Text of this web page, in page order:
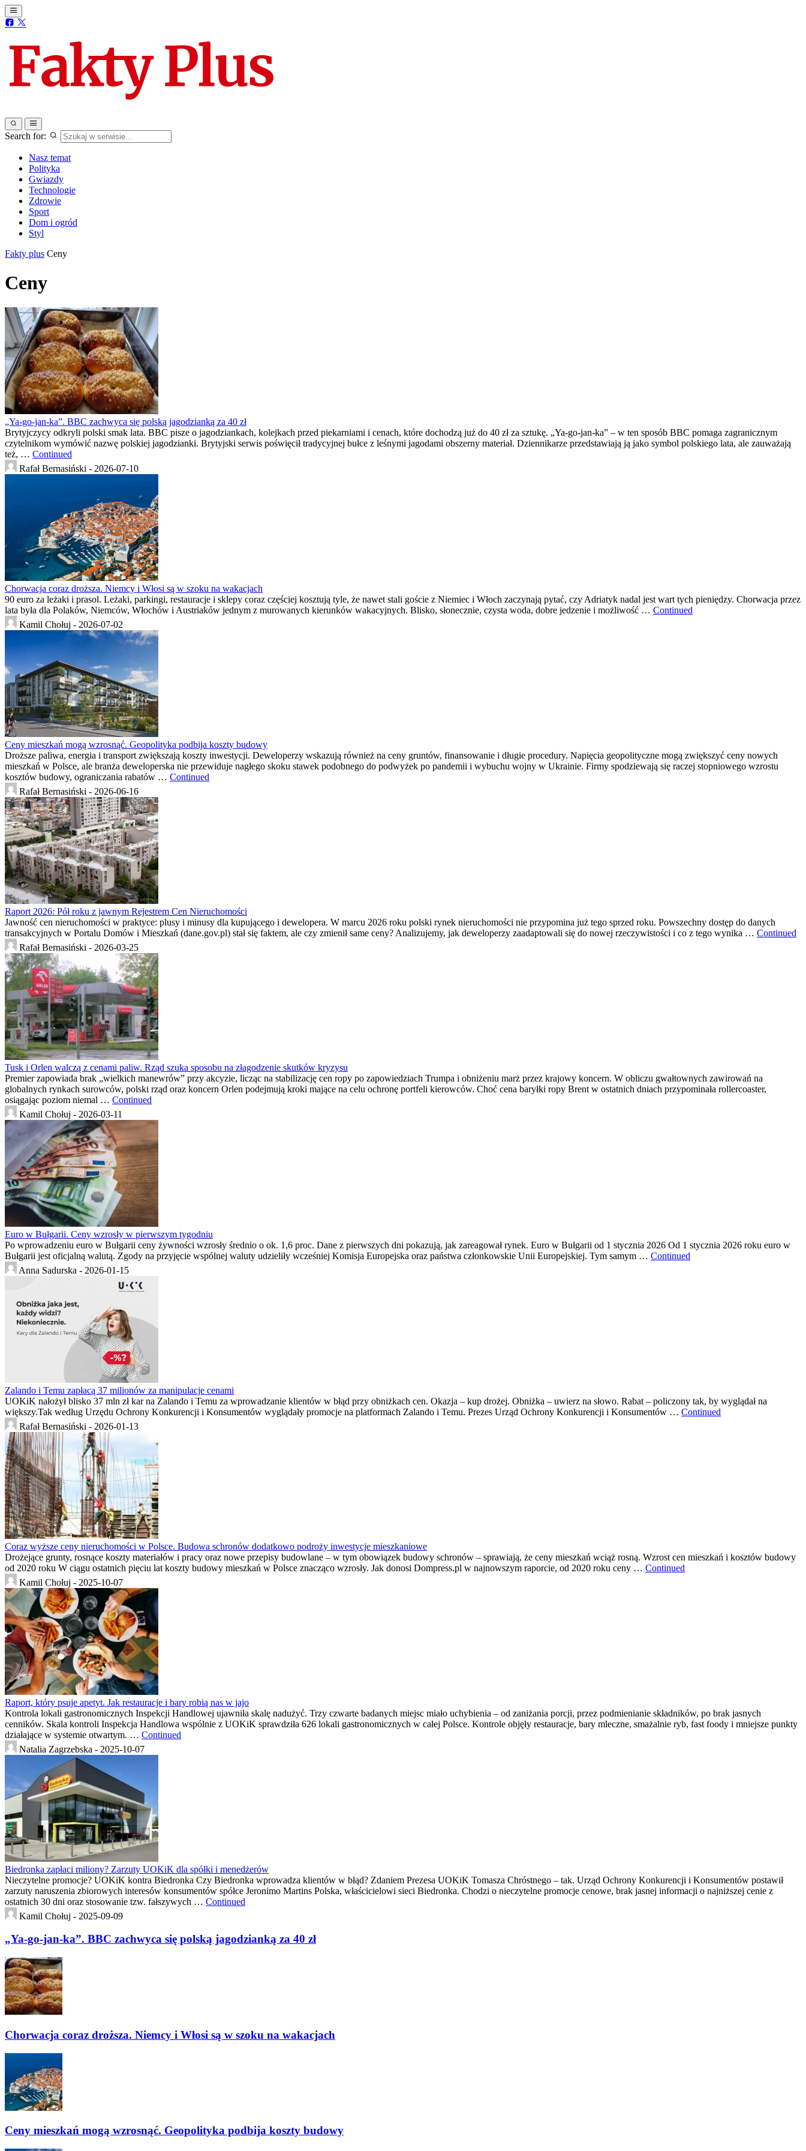
Search for:
Nasz temat
Polityka
Gwiazdy
Technologie
Zdrowie
Sport
Dom i ogród
Styl
Fakty plus Ceny
Ceny
„Ya-go-jan-ka”. BBC zachwyca się polską jagodzianką za 40 zł
Brytyjczycy odkryli polski smak lata. BBC pisze o jagodziankach, kolejkach przed piekarniami i cenach, które dochodzą już do 40 zł za sztukę. „Ya-go-jan-ka” – w ten sposób BBC pomaga zagranicznym
czytelnikom wymówić nazwę polskiej jagodzianki. Brytyjski serwis poświęcił tradycyjnej bułce z leśnymi jagodami obszerny materiał. Dziennikarze przedstawiają ją jako symbol polskiego lata, ale zauważają
też, … Continued
Rafał Bernasiński - 2026-07-10
Chorwacja coraz droższa. Niemcy i Włosi są w szoku na wakacjach
90 euro za leżaki i prasol. Leżaki, parkingi, restauracje i sklepy coraz częściej kosztują tyle, że nawet stali goście z Niemiec i Włoch zaczynają pytać, czy Adriatyk nadal jest wart tych pieniędzy. Chorwacja przez
lata była dla Polaków, Niemców, Włochów i Austriaków jednym z murowanych kierunków wakacyjnych. Blisko, słonecznie, czysta woda, dobre jedzenie i możliwość … Continued
Kamil Chołuj - 2026-07-02
Ceny mieszkań mogą wzrosnąć. Geopolityka podbija koszty budowy
Droższe paliwa, energia i transport zwiększają koszty inwestycji. Deweloperzy wskazują również na ceny gruntów, finansowanie i długie procedury. Napięcia geopolityczne mogą zwiększyć ceny nowych
mieszkań w Polsce, ale branża deweloperska nie przewiduje nagłego skoku stawek podobnego do podwyżek po pandemii i wybuchu wojny w Ukrainie. Firmy spodziewają się raczej stopniowego wzrostu
kosztów budowy, ograniczania rabatów … Continued
Rafał Bernasiński - 2026-06-16
Raport 2026: Pół roku z jawnym Rejestrem Cen Nieruchomości
Jawność cen nieruchomości w praktyce: plusy i minusy dla kupującego i dewelopera. W marcu 2026 roku polski rynek nieruchomości nie przypomina już tego sprzed roku. Powszechny dostęp do danych
transakcyjnych w Portalu Domów i Mieszkań (dane.gov.pl) stał się faktem, ale czy zmienił same ceny? Analizujemy, jak deweloperzy zaadaptowali się do nowej rzeczywistości i co z tego wynika … Continued
Rafał Bernasiński - 2026-03-25
Tusk i Orlen walczą z cenami paliw. Rząd szuka sposobu na złagodzenie skutków kryzysu
Premier zapowiada brak „wielkich manewrów” przy akcyzie, licząc na stabilizację cen ropy po zapowiedziach Trumpa i obniżeniu marż przez krajowy koncern. W obliczu gwałtownych zawirowań na
globalnych rynkach surowców, polski rząd oraz koncern Orlen podejmują kroki mające na celu ochronę portfeli kierowców. Choć cena baryłki ropy Brent w ostatnich dniach przypominała rollercoaster,
osiągając poziom niemal … Continued
Kamil Chołuj - 2026-03-11
Euro w Bułgarii. Ceny wzrosły w pierwszym tygodniu
Po wprowadzeniu euro w Bułgarii ceny żywności wzrosły średnio o ok. 1,6 proc. Dane z pierwszych dni pokazują, jak zareagował rynek. Euro w Bułgarii od 1 stycznia 2026 Od 1 stycznia 2026 roku euro w
Bułgarii jest oficjalną walutą. Zgody na przyjęcie wspólnej waluty udzieliły wcześniej Komisja Europejska oraz państwa członkowskie Unii Europejskiej. Tym samym … Continued
Anna Sadurska - 2026-01-15
Zalando i Temu zapłacą 37 milionów za manipulacje cenami
UOKiK nałożył blisko 37 mln zł kar na Zalando i Temu za wprowadzanie klientów w błąd przy obniżkach cen. Okazja – kup drożej. Obniżka – uwierz na słowo. Rabat – policzony tak, by wyglądał na
większy.Tak według Urzędu Ochrony Konkurencji i Konsumentów wyglądały promocje na platformach Zalando i Temu. Prezes Urząd Ochrony Konkurencji i Konsumentów … Continued
Rafał Bernasiński - 2026-01-13
Coraz wyższe ceny nieruchomości w Polsce. Budowa schronów dodatkowo podroży inwestycje mieszkaniowe
Drożejące grunty, rosnące koszty materiałów i pracy oraz nowe przepisy budowlane – w tym obowiązek budowy schronów – sprawiają, że ceny mieszkań wciąż rosną. Wzrost cen mieszkań i kosztów budowy
od 2020 roku W ciągu ostatnich pięciu lat koszty budowy mieszkań w Polsce znacząco wzrosły. Jak donosi Dompress.pl w najnowszym raporcie, od 2020 roku ceny … Continued
Kamil Chołuj - 2025-10-07
Raport, który psuje apetyt. Jak restauracje i bary robią nas w jajo
Kontrola lokali gastronomicznych Inspekcji Handlowej ujawniła skalę nadużyć. Trzy czwarte badanych miejsc miało uchybienia – od zaniżania porcji, przez podmienianie składników, po brak jasnych
cenników. Skala kontroli Inspekcja Handlowa wspólnie z UOKiK sprawdziła 626 lokali gastronomicznych w całej Polsce. Kontrole objęły restauracje, bary mleczne, smażalnie ryb, fast foody i mniejsze punkty
działające w systemie otwartym. … Continued
Natalia Zagrzebska - 2025-10-07
Biedronka zapłaci miliony? Zarzuty UOKiK dla spółki i menedżerów
Nieczytelne promocje? UOKiK kontra Biedronka Czy Biedronka wprowadza klientów w błąd? Zdaniem Prezesa UOKiK Tomasza Chróstnego – tak. Urząd Ochrony Konkurencji i Konsumentów postawił
zarzuty naruszenia zbiorowych interesów konsumentów spółce Jeronimo Martins Polska, właścicielowi sieci Biedronka. Chodzi o nieczytelne promocje cenowe, brak jasnej informacji o najniższej cenie z
ostatnich 30 dni oraz stosowanie tzw. fałszywych … Continued
Kamil Chołuj - 2025-09-09
„Ya-go-jan-ka”. BBC zachwyca się polską jagodzianką za 40 zł
Chorwacja coraz droższa. Niemcy i Włosi są w szoku na wakacjach
Ceny mieszkań mogą wzrosnąć. Geopolityka podbija koszty budowy